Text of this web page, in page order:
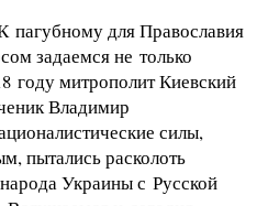
пагубному для Православия
задаемся не только
году митрополит Киевский
Владимир
силы,
пытались расколоть
Украины с Русской